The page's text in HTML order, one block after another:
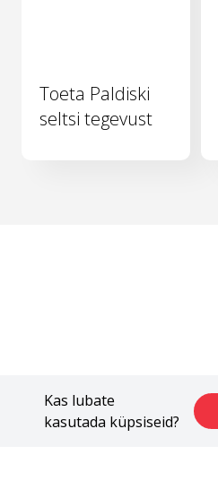
Kas lubate
kasutada küpsiseid?
Toeta Paldiski
seltsi tegevust